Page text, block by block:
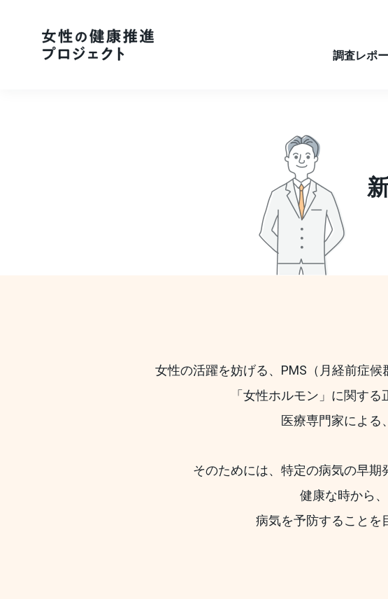
調査レポ
女性の活躍を妨げる、PMS（月経前症
「女性ホルモン」に関す
医療専門家による
そのためには、特定の病気の早期
健康な時から
病気を予防することを